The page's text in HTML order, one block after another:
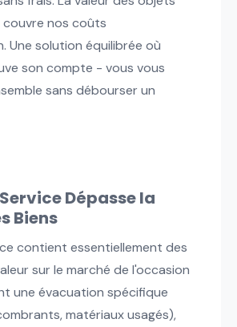
nos coûts
Une solution équilibrée où
son compte - vous vous
sans débourser un
Dépasse la
Biens
contient essentiellement des
sur le marché de l'occasion
une évacuation spécifique
matériaux usagés),